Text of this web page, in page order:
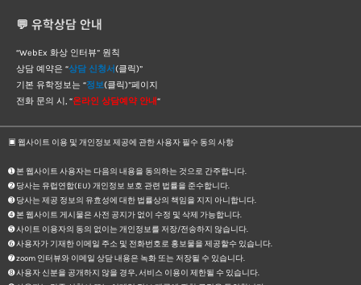
💬 유학상담 안내
“WebEx 화상 인터뷰” 원칙
상담 예약은 “상담 신청서(클릭)”
기본 유학정보는 “정보(클릭)”페이지
전화 문의 시, “온라인 상담예약 안내“
▣ 웹사이트 이용 및 개인정보 제공에 관한 사용자 필수 동의 사항
➊ 본 웹사이트 사용자는 다음의 내용을 동의하는 것으로 간주합니다.
➋ 당사는 유럽연합(EU) 개인정보 보호 관련 법률을 준수합니다.
➌ 당사는 제공 정보의 유효성에 대한 법률상의 책임을 지지 아니합니다.
➍ 본 웹사이트 게시물은 사전 공지가 없이 수정 및 삭제 가능합니다.
➎ 사이트 이용자의 동의 없이는 개인정보를 저장/전송하지 않습니다.
➏ 사용자가 기재한 이메일 주소 및 전화번호로 홍보물을 제공할수 있습니다.
➐ zoom 인터뷰와 이메일 상담 내용은 녹화 또는 저장될 수 있습니다.
➑ 사용자 신분을 공개하지 않을 경우, 서비스 이용이 제한될 수 있습니다.